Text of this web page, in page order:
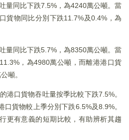
量同比下跌7.5%，為4240萬公噸。當
貨物同比分別下跌11.7%及0.4%，為
量同比下跌5.7%，為8350萬公噸。當
，為4980萬公噸，而離港港口貨
噸。
港口貨物吞吐量按季比較下跌7.5%。
貨物較上季分別下跌6.5%及8.9%。
更有意義的短期比較，有助辨析其趨